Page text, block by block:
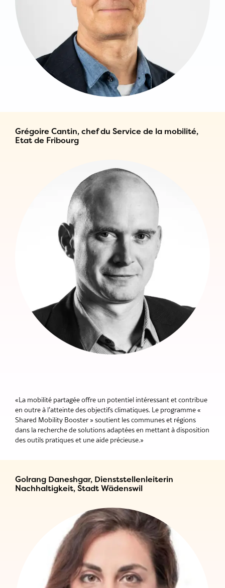
Grégoire Cantin, chef du Service de la mobilité,
Etat de Fribourg
«La mobilité partagée offre un potentiel intéressant et contribue
en outre à l’atteinte des objectifs climatiques. Le programme «
Shared Mobility Booster » soutient les communes et régions
dans la recherche de solutions adaptées en mettant à disposition
des outils pratiques et une aide précieuse.»
Golrang Daneshgar, Dienststellenleiterin
Nachhaltigkeit, Stadt Wädenswil